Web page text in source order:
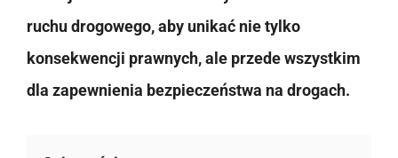
ruchu drogowego, aby unikać nie tylko
konsekwencji prawnych, ale przede wszystkim
dla zapewnienia bezpieczeństwa na drogach.